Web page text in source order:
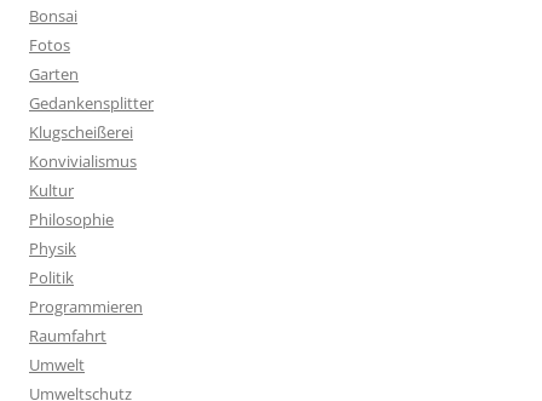
Bonsai
Fotos
Garten
Gedankensplitter
Klugscheißerei
Konvivialismus
Kultur
Philosophie
Physik
Politik
Programmieren
Raumfahrt
Umwelt
Umweltschutz